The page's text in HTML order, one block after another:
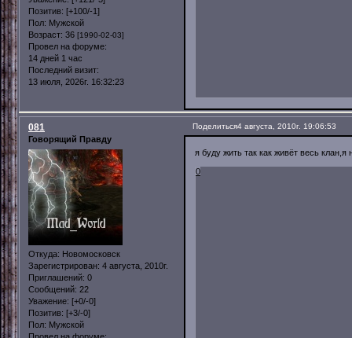
Позитив: [+100/-1]
Пол: Мужской
Возраст: 36 [1990-02-03]
Провел на форуме:
14 дней 1 час
Последний визит:
13 июля, 2026г. 16:32:23
Поделиться4 августа, 2010г. 19:06:53
081
Говорящий Правду
Откуда: Новомосковск
Зарегистрирован: 4 августа, 2010г.
Приглашений: 0
Сообщений: 22
Уважение: [+0/-0]
Позитив: [+3/-0]
Пол: Мужской
я буду жить так как живёт весь клан,я
0